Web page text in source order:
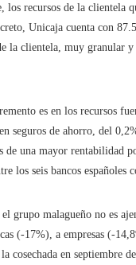
los recursos de la clientela
Unicaja cuenta con
la clientela, muy granular
es en los recursos
seguros de ahorro, del
de una mayor rentabilidad
los seis bancos españoles
grupo malagueño no es
(-17%), a empresas (-
cosechada en septiembre